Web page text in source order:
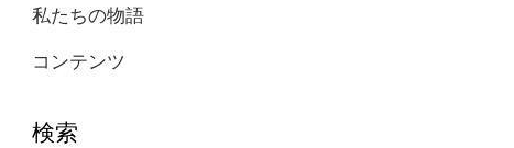
私たちの物語
コンテンツ
検索